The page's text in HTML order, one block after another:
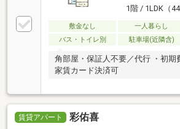
1階 / 1LDK（
敷金なし 一人暮らし
バス・トイレ別
駐車場(近隣含)
角部屋・保証人不要／代行 ・初期
家賃カード決済可
賃貸アパート 彩佑喜